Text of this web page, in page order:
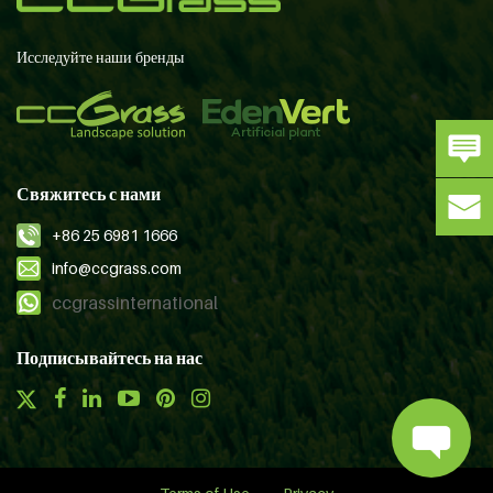
Исследуйте наши бренды
Свяжитесь с нами
+86 25 6981 1666
info@ccgrass.com
ccgrassinternational
Подписывайтесь на нас